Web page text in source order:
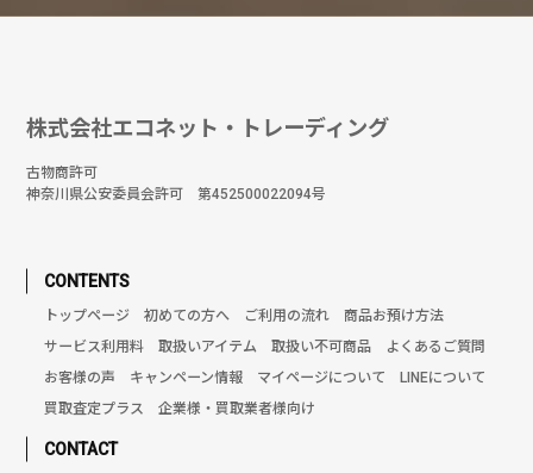
株式会社エコネット・トレーディング
古物商許可
神奈川県公安委員会許可 第452500022094号
CONTENTS
トップページ 初めての方へ ご利用の流れ
商品お預け方法
サービス利用料
取扱いアイテム 取扱い不可商品
よくあるご質問
お客様の声
キャンペーン情報 マイページについて
LINEについて
買取査定プラス
企業様・買取業者様向け
CONTACT